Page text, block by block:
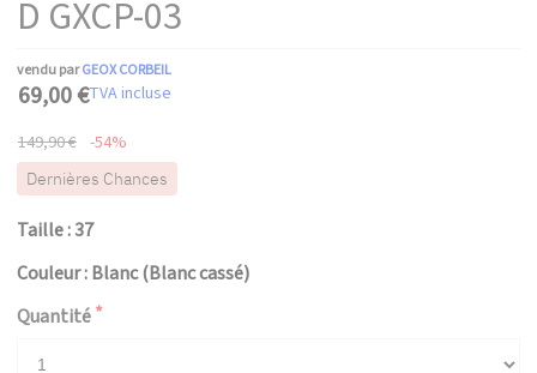
D GXCP-03
vendu parGEOX CORBEIL
69,00 €TVA incluse
149,90 € -54%
Dernières Chances
Taille : 37
Couleur : Blanc (Blanc cassé)
Quantité